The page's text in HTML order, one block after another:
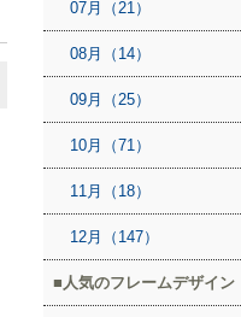
07月（21）
08月（14）
09月（25）
10月（71）
11月（18）
12月（147）
人気のフレームデザイン